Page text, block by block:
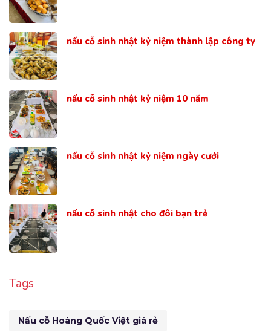
nấu cỗ sinh nhật kỷ niệm thành lập công ty
nấu cỗ sinh nhật kỷ niệm 10 năm
nấu cỗ sinh nhật kỷ niệm ngày cưới
nấu cỗ sinh nhật cho đôi bạn trẻ
Tags
Nấu cỗ Hoàng Quốc Việt giá rẻ